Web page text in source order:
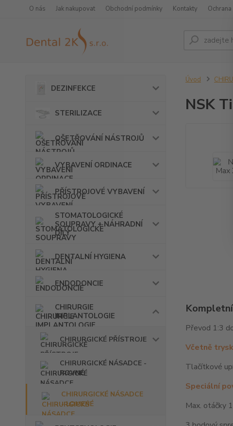
O nás Jak nakupovat Obchodní podmínky Kontakty
DEZINFEKCE
STERILIZACE
OŠETŘOVÁNÍ NÁSTROJŮ
VYBAVENÍ ORDINACE
PŘÍSTROJOVÉ VYBAVENÍ
STOMATOLOGICKÉ
SOUPRAVY + NÁHRADNÍ
DÍLY
DENTALNÍ HYGIENA
ENDODONCIE
CHIRURGIE
IMPLANTOLOGIE
CHIRURGICKÉ PŘÍSTROJE
CHIRURGICKÉ NÁSADCE -
ROVNÉ
CHIRURGICKÉ NÁSADCE
- LOMENÉ
Úvod
NSK
Převod 1:3
Včetně
Tlačítkové
Speciální
Max. otáčky